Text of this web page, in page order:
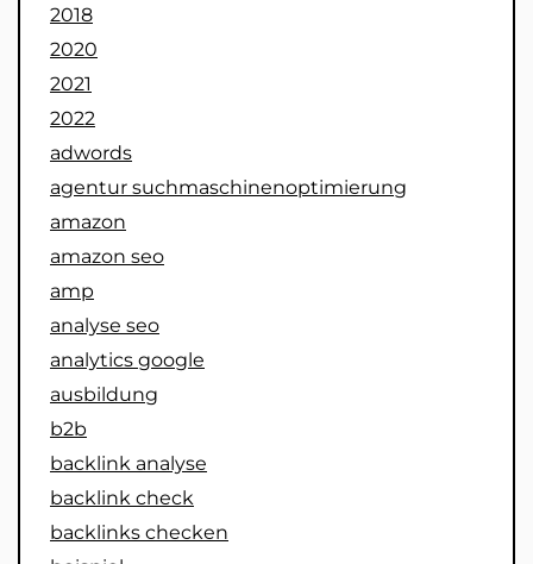
2018
2020
2021
2022
adwords
agentur suchmaschinenoptimierung
amazon
amazon seo
amp
analyse seo
analytics google
ausbildung
b2b
backlink analyse
backlink check
backlinks checken